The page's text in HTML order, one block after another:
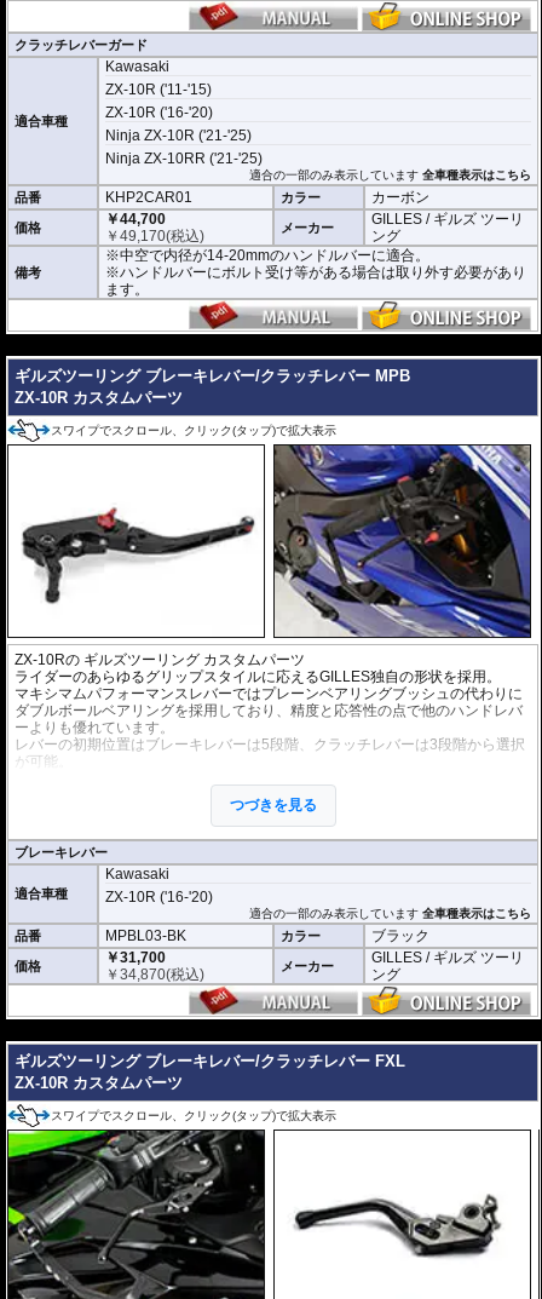
クラッチレバーガード
適合車種
Kawasaki
ZX-10R ('11-'15)
ZX-10R ('16-'20)
Ninja ZX-10R ('21-'25)
Ninja ZX-10RR ('21-'25)
適合の一部のみ表示しています全車種表示はこちら
品番 KHP2CAR01 カラー カーボン
価格
￥44,700
￥49,170(税込) メーカー
GILLES / ギルズ ツーリ
ング
備考
※中空で内径が14-20mmのハンドルバーに適合。
※ハンドルバーにボルト受け等がある場合は取り外す必要があり
ます。
ギルズツーリング ブレーキレバー/クラッチレバー MPB
ZX-10R カスタムパーツ
スワイプでスクロール、クリック(タップ)で拡大表示
ZX-10Rの ギルズツーリング カスタムパーツ
ライダーのあらゆるグリップスタイルに応えるGILLES独自の形状を採用。
マキシマムパフォーマンスレバーではプレーンベアリングブッシュの代わりに
ダブルボールベアリングを採用しており、精度と応答性の点で他のハンドレバ
ーよりも優れています。
レバーの初期位置はブレーキレバーは5段階、クラッチレバーは3段階から選択
が可能。
またクラッチレバーではバウデンケーブル用のマウントが3種類用意されてお
り、レバー比やレスポンスの調節が可能です。
※交換可能な3色のレバー端(ブラック、シルバー、レッド)が付属
※写真はシリーズ代表イメージです。車種により形状、デザインが異なる場合
つづきを見る
ブレーキレバー
適合車種
Kawasaki
ZX-10R ('16-'20)
適合の一部のみ表示しています全車種表示はこちら
品番 MPBL03-BK カラー ブラック
価格
￥31,700
￥34,870(税込) メーカー
GILLES / ギルズ ツーリ
ング
ギルズツーリング ブレーキレバー/クラッチレバー FXL
ZX-10R カスタムパーツ
スワイプでスクロール、クリック(タップ)で拡大表示